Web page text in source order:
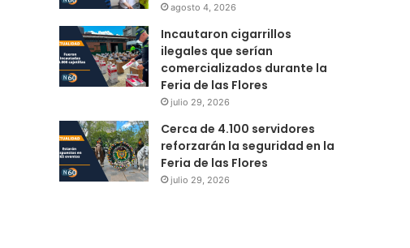
agosto 4, 2026
Incautaron cigarrillos
ilegales que serían
comercializados durante la
Feria de las Flores
julio 29, 2026
Cerca de 4.100 servidores
reforzarán la seguridad en la
Feria de las Flores
julio 29, 2026